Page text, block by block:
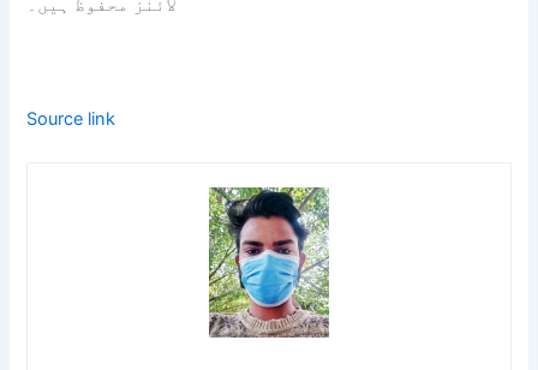
لائنز محفوظ ہیں۔
Source link